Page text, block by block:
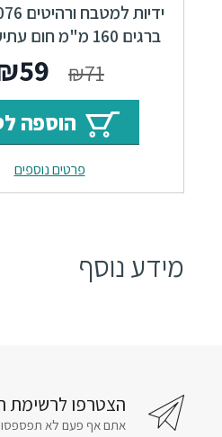
₪71
היה:
59
הוספה
פרטים נוספים
מידע נוסף
הצטרפו לרשימת
אתם אף פעם לא תפספסו